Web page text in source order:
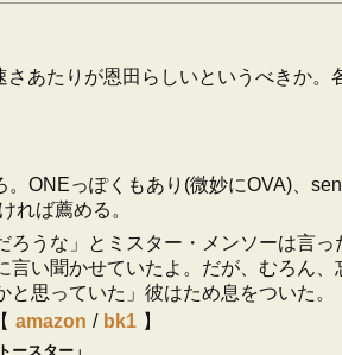
あたりが恩田らしいというべきか
ONEっぽくもあり(微妙にOVA)、
れば薦める。
ろうな」とミスター・メンソーは言
い聞かせていたよ。だが、むろん
思っていた」彼はため息をついた。
amazon / bk1 】
ースター」